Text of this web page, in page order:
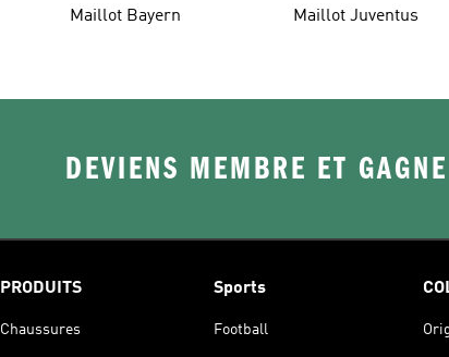
Maillot Bayern Maillot Juventus
DEVIENS MEMBRE ET
PRODUITS
Chaussures
Sports
Football